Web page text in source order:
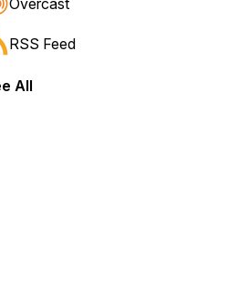
or backward.
Overcast
RSS Feed
All